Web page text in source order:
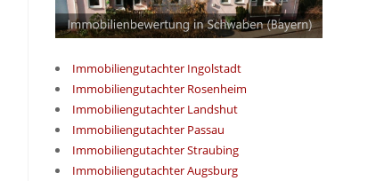
Immobiliengutachter Ingolstadt
Immobiliengutachter Rosenheim
Immobiliengutachter Landshut
Immobiliengutachter Passau
Immobiliengutachter Straubing
Immobiliengutachter Augsburg